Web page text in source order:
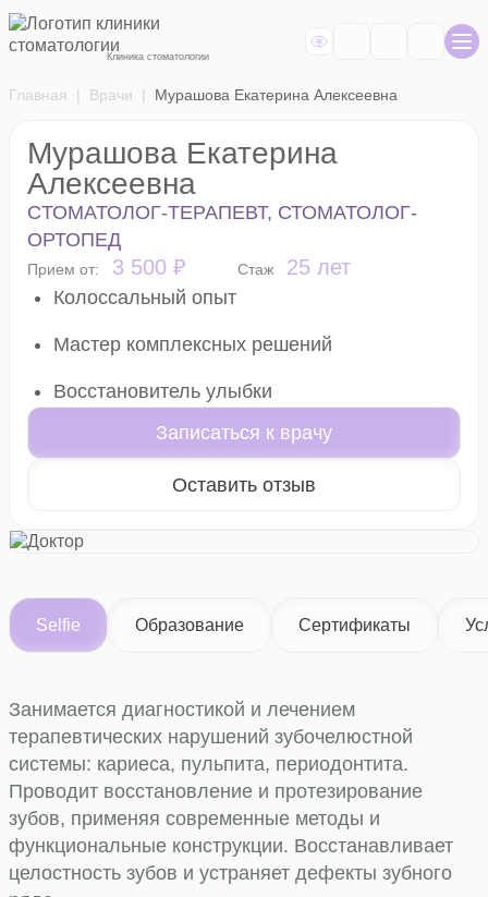
Клиника стоматологии
Главная Врачи Мурашова Екатерина Алексеевна
Мурашова Екатерина
Алексеевна
CТОМАТОЛОГ-ТЕРАПЕВТ, СТОМАТОЛОГ-
ОРТОПЕД
Прием от: 3 500 ₽ Стаж 25 лет
Колоссальный опыт
Мастер комплексных решений
Восстановитель улыбки
Записаться к врачу
Оставить отзыв
Selfie Образование Сертификаты
Занимается диагностикой и лечением
терапевтических нарушений зубочелюстной
системы: кариеса, пульпита, периодонтита.
Проводит восстановление и протезирование
зубов, применяя современные методы и
функциональные конструкции. Восстанавливает
целостность зубов и устраняет дефекты зубного